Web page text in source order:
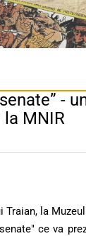
-
MNIR
la
ce va